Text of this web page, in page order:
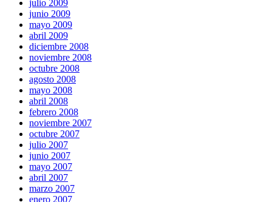
julio 2009
junio 2009
mayo 2009
abril 2009
diciembre 2008
noviembre 2008
octubre 2008
agosto 2008
mayo 2008
abril 2008
febrero 2008
noviembre 2007
octubre 2007
julio 2007
junio 2007
mayo 2007
abril 2007
marzo 2007
enero 2007